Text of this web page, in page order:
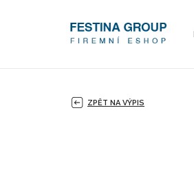
ZPĚT NA VÝPIS